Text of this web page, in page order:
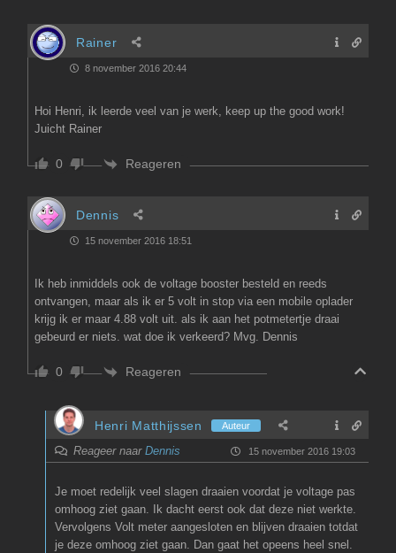
Rainer
8 november 2016 20:44
Hoi Henri, ik leerde veel van je werk, keep up the good work!
Juicht Rainer
0 Reageren
Dennis
15 november 2016 18:51
Ik heb inmiddels ook de voltage booster besteld en reeds
ontvangen, maar als ik er 5 volt in stop via een mobile oplader
krijg ik er maar 4.88 volt uit. als ik aan het potmetertje draai
gebeurd er niets. wat doe ik verkeerd? Mvg. Dennis
0 Reageren
Henri Matthijssen Auteur
Reageer naar Dennis 15 november 2016 19:03
Je moet redelijk veel slagen draaien voordat je voltage pas
omhoog ziet gaan. Ik dacht eerst ook dat deze niet werkte.
Vervolgens Volt meter aangesloten en blijven draaien totdat
je deze omhoog ziet gaan. Dan gaat het opeens heel snel.